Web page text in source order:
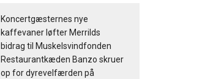
Koncertgæsternes nye
kaffevaner løfter Merrilds
bidrag til Muskelsvindfonden
Restaurantkæden Banzo skruer
op for dyrevelfærden på